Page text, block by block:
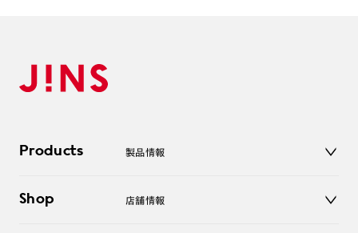
Products 製品情報
サングラス
Shop 店舗情報